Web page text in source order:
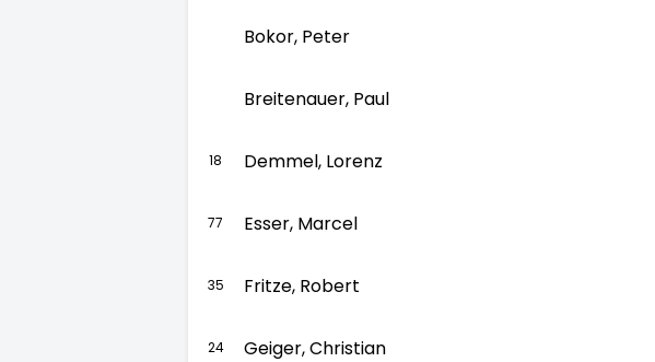
Bokor, Peter
Breitenauer, Paul
18 Demmel, Lorenz
77 Esser, Marcel
35 Fritze, Robert
24 Geiger, Christian